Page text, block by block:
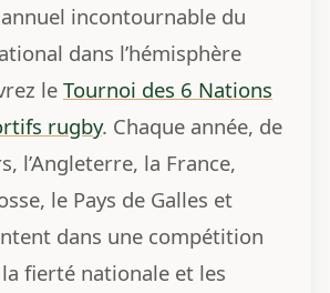
incontournable du
dans l’hémisphère
le Tournoi des 6 Nations
rugby. Chaque année, de
l’Angleterre, la France,
le Pays de Galles et
dans une compétition
fierté nationale et les